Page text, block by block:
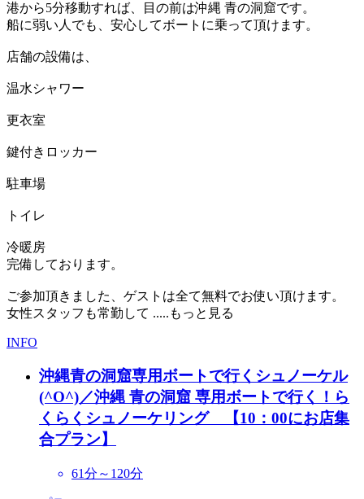
港から5分移動すれば、目の前は沖縄 青の洞窟です。
船に弱い人でも、安心してボートに乗って頂けます。
店舗の設備は、
温水シャワー
更衣室
鍵付きロッカー
駐車場
トイレ
冷暖房
完備しております。
ご参加頂きました、ゲストは全て無料でお使い頂けます。
女性スタッフも常勤して .....もっと見る
INFO
沖縄青の洞窟専用ボートで行くシュノーケル
(^O^)／沖縄 青の洞窟 専用ボートで行く！ら
くらくシュノーケリング 【10：00にお店集
合プラン】
61分～120分